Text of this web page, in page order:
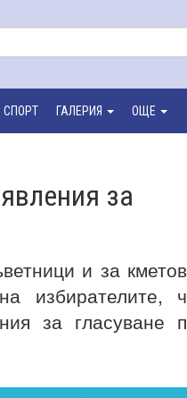
СПОРТ ГАЛЕРИЯ ОЩЕ
за
и за
избирателите,
за гласуване